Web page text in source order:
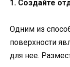
1. Создайте
Одним из
поверхности
для нее.